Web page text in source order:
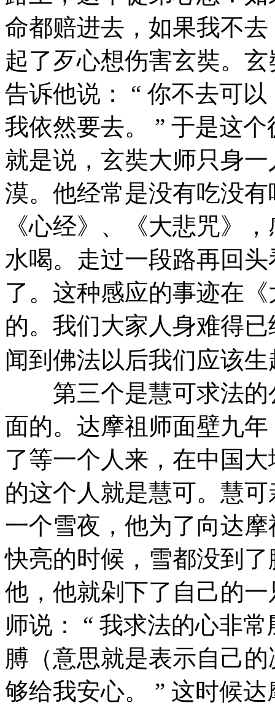
命都赔进去，如果我不
起了歹心想伤害玄奘。
告诉他说： “ 你不去可
我依然要去。 ” 于是这
就是说，玄奘大师只身
漠。他经常是没有吃没
《心经》、《大悲咒》
水喝。走过一段路再回
了。这种感应的事迹在
的。我们大家人身难得
闻到佛法以后我们应该
第三个是慧可求法的
面的。达摩祖师面壁九
了等一个人来，在中国
的这个人就是慧可。慧
一个雪夜，他为了向达
快亮的时候，雪都没到
他，他就剁下了自己的
师说： “ 我求法的心非
膊（意思就是表示自己
够给我安心。 ” 这时候